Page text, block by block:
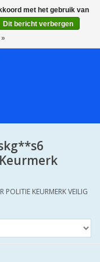
0 Artikelen - €0,00
POLITIE KEURMERK VEILIG
met het gebruik van
Dit bericht verbergen